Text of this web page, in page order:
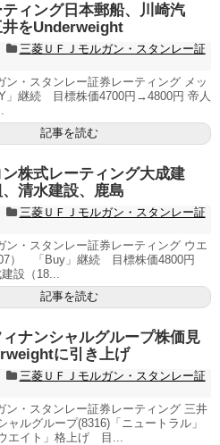
ィング日本郵船、川崎汽
井をUnderweight
三菱ＵＦＪモルガン・スタンレー証
ン・スタンレー証券レーティング メッ
」継続 目標株価4700円→4800円 帝人
記事を読む
株式レーティング大成建
清水建設、鹿島
三菱ＵＦＪモルガン・スタンレー証
ン・スタンレー証券レーティング ウエ
） 「Buy」継続 目標株価4800円
設（18...
記事を読む
ナンシャルグループ株価見
に引き上げ
三菱ＵＦＪモルガン・スタンレー証
ン・スタンレー証券レーティング 三井
ャルグループ(8316)「ニュートラル」
エイト」格上げ 目...